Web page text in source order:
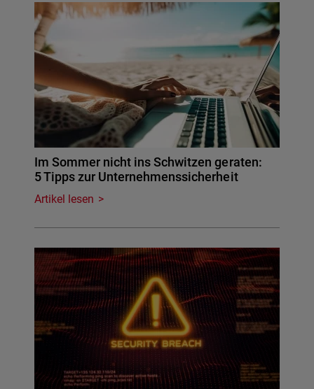
Im Sommer nicht ins Schwitzen geraten:
5 Tipps zur Unternehmenssicherheit
Artikel lesen